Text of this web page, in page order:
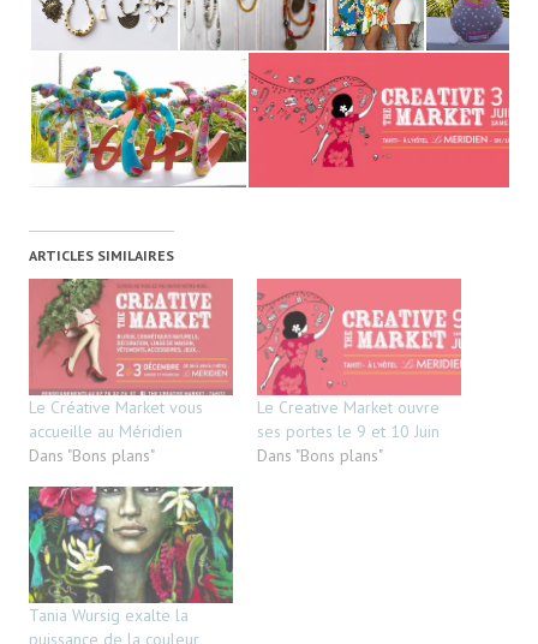
ARTICLES SIMILAIRES
Le Créative Market vous
accueille au Méridien
Dans "Bons plans"
Le Creative Market ouvre
ses portes le 9 et 10 Juin
Dans "Bons plans"
Tania Wursig exalte la
puissance de la couleur